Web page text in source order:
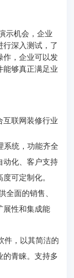
示机会，企业
深入测试，了
作，企业可以发
够真正满足业
互联网装修行业
系统，功能齐全
动化、客户支持
可定制化。
全面的销售、
展性和集成能
件，以其简洁的
青睐。支持多